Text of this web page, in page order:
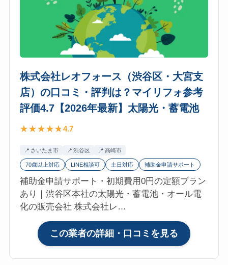
参
4.7【2026
最
新】
太
電
池
ユ
工
務
店
の
口
コ
ミ・
判
は？
マ
イ
株式会社レオフォース（渋谷区・大宮支
店）の口コミ・評判は？マイリフォ参考
評価4.7【2026年最新】太陽光・蓄電池
4.7
さいたま市 渋谷区 高崎市
70歳以上対応 LINE相談可 土日対応 補助金申請サポート
補助金申請サポート・初期費用0円の定額プラン
あり｜渋谷区本社の太陽光・蓄電池・オール電
化の販売会社 株式会社レ…
この業者の詳細・口コミを見る
株
式